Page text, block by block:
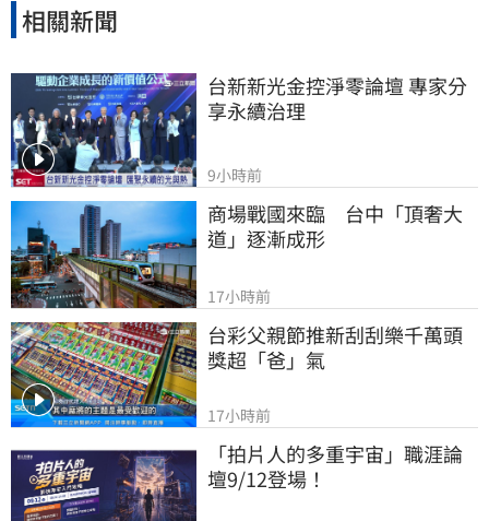
相關新聞
台新新光金控淨零論壇 專家分
享永續治理
9小時前
商場戰國來臨　台中「頂奢大
道」逐漸成形
17小時前
台彩父親節推新刮刮樂千萬頭
獎超「爸」氣
17小時前
「拍片人的多重宇宙」職涯論
壇9/12登場！